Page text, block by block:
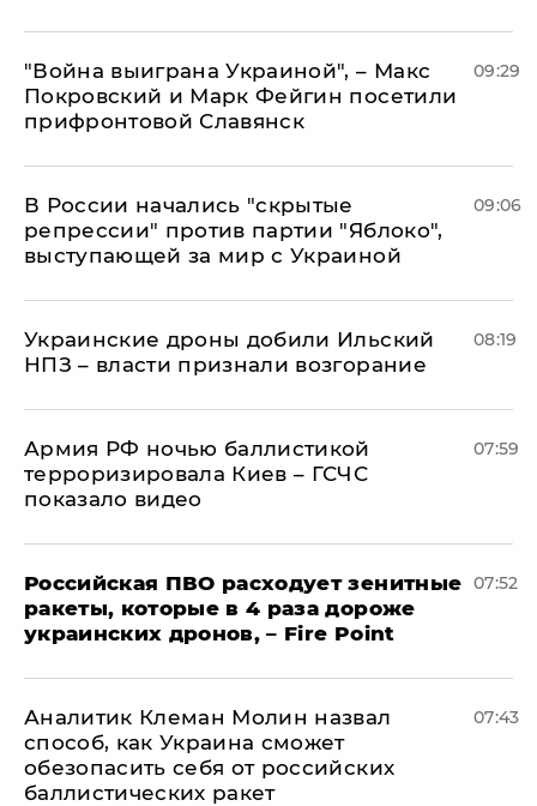
"Война выиграна Украиной", – Макс
Покровский и Марк Фейгин посетили
прифронтовой Славянск
09:29
В России начались "скрытые
репрессии" против партии "Яблоко",
выступающей за мир с Украиной
09:06
Украинские дроны добили Ильский
НПЗ – власти признали возгорание
08:19
Армия РФ ночью баллистикой
терроризировала Киев – ГСЧС
показало видео
07:59
Российская ПВО расходует зенитные
ракеты, которые в 4 раза дороже
украинских дронов, – Fire Point
07:52
Аналитик Клеман Молин назвал
способ, как Украина сможет
обезопасить себя от российских
баллистических ракет
07:43